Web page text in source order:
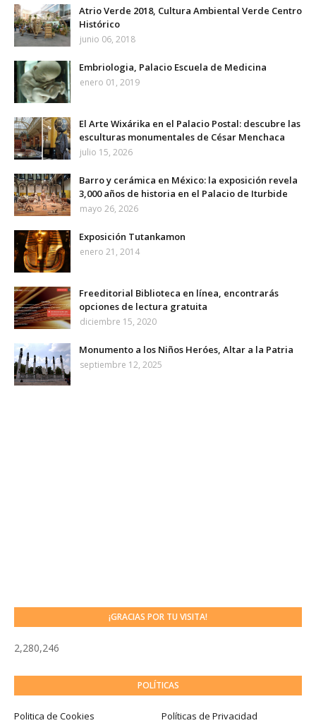
Atrio Verde 2018, Cultura Ambiental Verde Centro
Histórico
junio 06, 2018
Embriologia, Palacio Escuela de Medicina
enero 01, 2019
El Arte Wixárika en el Palacio Postal: descubre las
esculturas monumentales de César Menchaca
julio 15, 2026
Barro y cerámica en México: la exposición revela
3,000 años de historia en el Palacio de Iturbide
mayo 26, 2026
Exposición Tutankamon
enero 21, 2014
Freeditorial Biblioteca en línea, encontrarás
opciones de lectura gratuita
diciembre 15, 2020
Monumento a los Niños Heróes, Altar a la Patria
septiembre 12, 2025
¡GRACIAS POR TU VISITA!
2,280,246
POLÍTICAS
Politica de Cookies
Políticas de Privacidad